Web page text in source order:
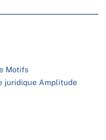
Motifs
juridique Amplitude